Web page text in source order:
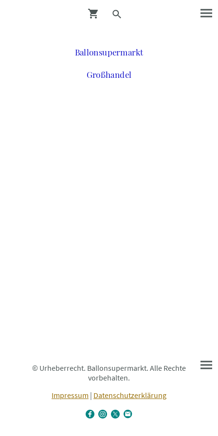
Ballonsupermarkt
Großhandel
© Urheberrecht. Ballonsupermarkt. Alle Rechte
vorbehalten.
Impressum | Datenschutzerklärung